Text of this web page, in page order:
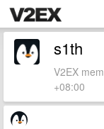
s1th
V2EX
+08:00